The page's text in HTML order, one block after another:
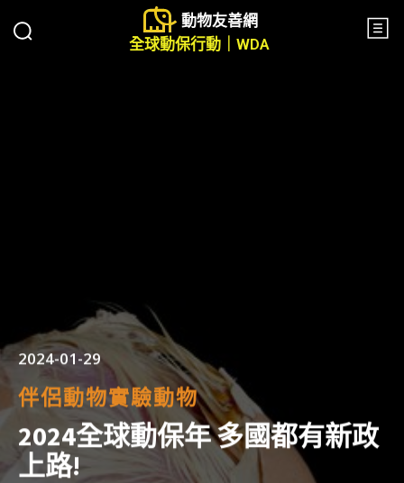
動物友善網
全球動保行動｜WDA
2024-01-29
伴侶動物實驗動物
2024全球動保年 多國都有新政
上路!